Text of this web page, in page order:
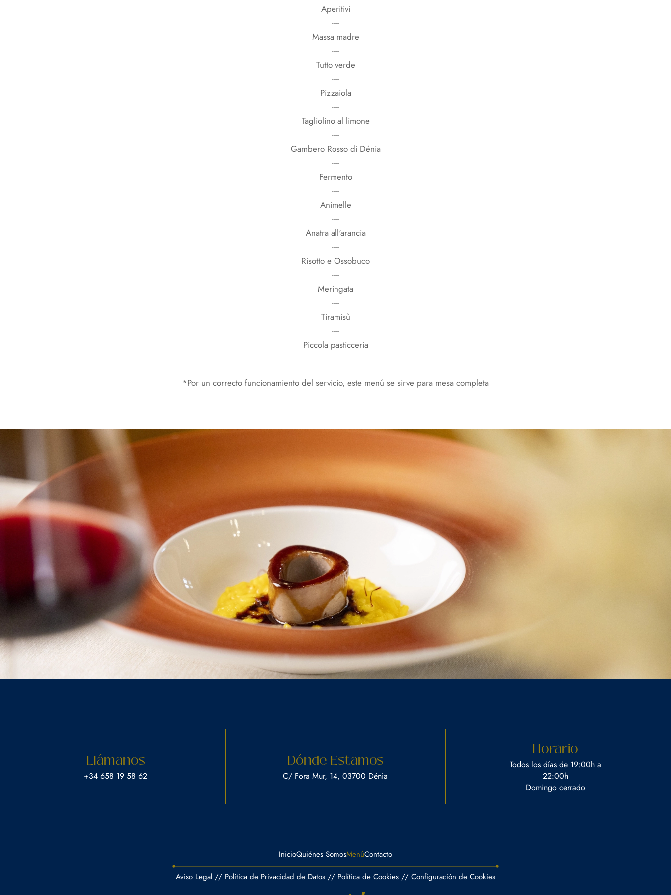
Aperitivi
----
Massa madre
----
Tutto verde
----
Pizzaiola
----
Tagliolino al limone
----
Gambero Rosso di Dénia
----
Fermento
----
Animelle
----
Anatra all'arancia
----
Risotto e Ossobuco
----
Meringata
----
Tiramisù
----
Piccola pasticceria
*Por un correcto funcionamiento del servicio, este menú se sirve para mesa completa
Llámanos
‎+34 658 19 58 62
Dónde Estamos
C/ Fora Mur, 14, 03700 Dénia
Horario
Todos los días de 19:00h a
22:00h
Domingo cerrado
InicioQuiénes SomosMenúContacto
Aviso Legal // Política de Privacidad de Datos // Política de Cookies // Configuración de Cookies